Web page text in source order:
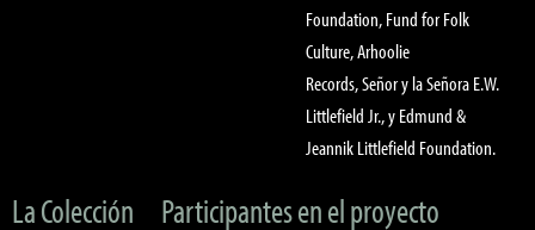
Foundation, Fund for Folk
Culture, Arhoolie
Records, Señor y la Señora E.W.
Littlefield Jr., y Edmund &
Jeannik Littlefield Foundation.
La Colección
Participantes en el proyecto